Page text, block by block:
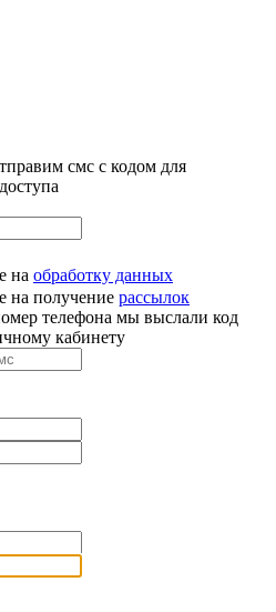
смс с кодом для
на обработку данных
на получение рассылок
телефона мы выслали код
кабинету